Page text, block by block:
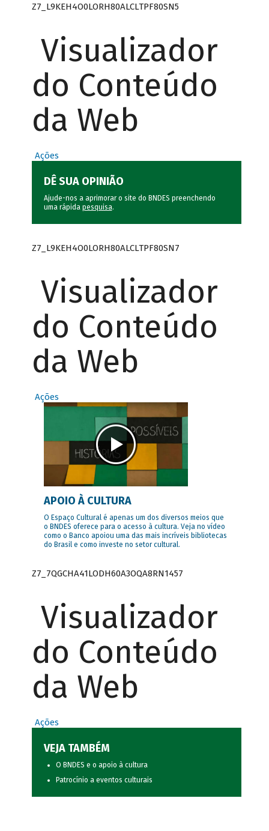
Z7_L9KEH4O0LORH80ALCLTPF80SN5
Visualizador
do Conteúdo
da Web
Ações
DÊ SUA OPINIÃO
Ajude-nos a aprimorar o site do BNDES preenchendo
uma rápida pesquisa.
Z7_L9KEH4O0LORH80ALCLTPF80SN7
Visualizador
do Conteúdo
da Web
Ações
APOIO À CULTURA
O Espaço Cultural é apenas um dos diversos meios que
o BNDES oferece para o acesso à cultura. Veja no vídeo
como o Banco apoiou uma das mais incríveis bibliotecas
do Brasil e como investe no setor cultural.
Z7_7QGCHA41LODH60A3OQA8RN1457
Visualizador
do Conteúdo
da Web
Ações
VEJA TAMBÉM
O BNDES e o apoio à cultura
Patrocínio a eventos culturais